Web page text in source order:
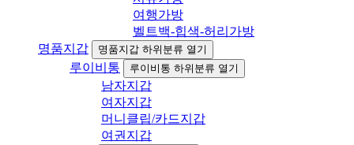
여행가방
벨트백-힙색-허리가방
명품지갑
명품지갑 하위분류 열기
루이비통 루이비통 하위분류 열기
남자지갑
여자지갑
머니클립/카드지갑
여권지갑